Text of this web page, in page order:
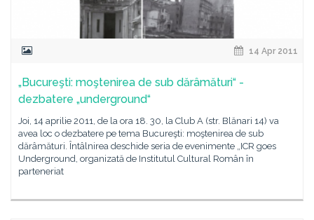
14 Apr 2011
„Bucureşti: moştenirea de sub dărâmături“ -
dezbatere „underground“
Joi, 14 aprilie 2011, de la ora 18. 30, la Club A (str. Blănari 14) va
avea loc o dezbatere pe tema Bucureşti: moştenirea de sub
dărâmături. Întâlnirea deschide seria de evenimente „ICR goes
Underground, organizată de Institutul Cultural Român în
parteneriat